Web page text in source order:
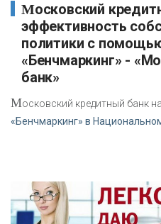
Московский кредитный банк оценит
эффективность
политики с
«Бенчмаркинг» -
банк»
Московский кредитный банк
«Бенчмаркинг» в